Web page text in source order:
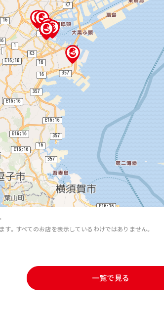
。すべてのお店を表示しているわけではありません。
一覧で見る